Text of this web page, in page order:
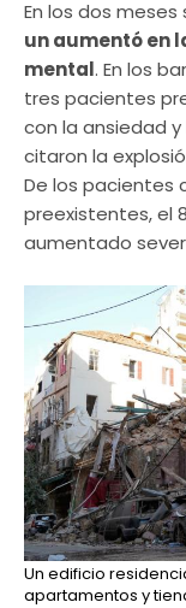
En los dos meses
un aumentó en
mental. En los
tres pacientes
con la ansiedad
citaron la
De los pacientes
preexistentes, el
aumentado
Un edificio
apartamentos y